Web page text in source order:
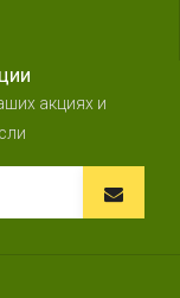
акциях и